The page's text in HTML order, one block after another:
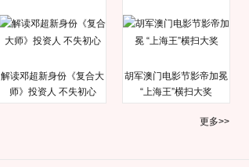
解读邓超新身份《复合大
师》投资人 不失初心
胡军澳门电影节影帝加冕
“上海王”横扫大奖
更多>>